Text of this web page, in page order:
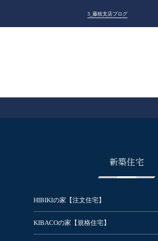
3_藤枝支店ブログ
新築住宅
HIBIKIの家【注文住宅】
KIBACOの家【規格住宅】